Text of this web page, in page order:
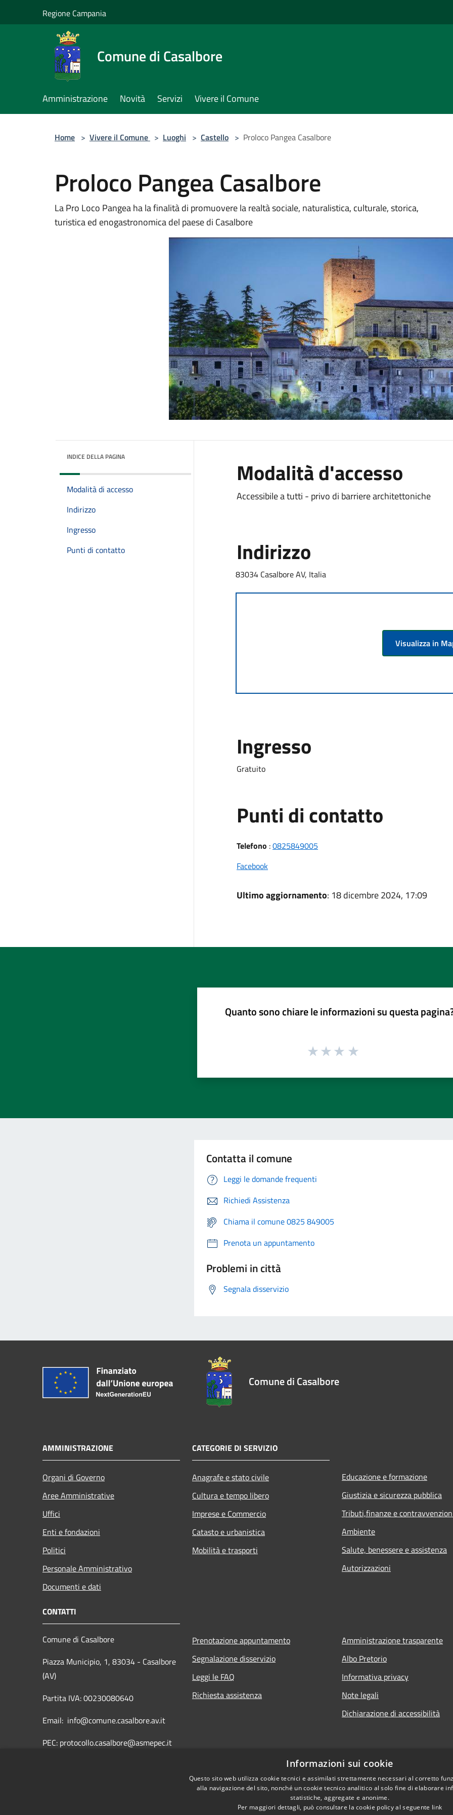
Regione Campania
Comune di Casalbore
Amministrazione Novità Servizi Vivere il Comune
Home > Vivere il Comune > Luoghi > Castello > Proloco Pangea Casalbore
Proloco Pangea Casalbore
La Pro Loco Pangea ha la finalità di promuovere la realtà sociale, naturalistica, culturale, storica,
turistica ed enogastronomica del paese di Casalbore
INDICE DELLA PAGINA
Modalità di accesso
Indirizzo
Ingresso
Punti di contatto
Modalità d'accesso
Accessibile a tutti - privo di barriere architettoniche
Indirizzo
83034 Casalbore AV, Italia
Visualizza in
Ingresso
Gratuito
Punti di contatto
Telefono :0825849005
Facebook
Ultimo aggiornamento: 18 dicembre 2024, 17:09
Quanto sono chiare le informazioni su questa
Contatta il comune
Leggi le domande frequenti
Richiedi Assistenza
Chiama il comune 0825 849005
Prenota un appuntamento
Problemi in città
Segnala disservizio
Comune di Casalbore
AMMINISTRAZIONE
Organi di Governo
Aree Amministrative
Uffici
Enti e fondazioni
Politici
Personale Amministrativo
Documenti e dati
CATEGORIE DI SERVIZIO
Anagrafe e stato civile
Cultura e tempo libero
Imprese e Commercio
Catasto e urbanistica
Mobilità e trasporti
Educazione e formazione
Giustizia e sicurezza pubblica
Tributi,finanze e
Ambiente
Salute, benessere e assistenza
Autorizzazioni
CONTATTI
Comune di Casalbore
Piazza Municipio, 1, 83034 - Casalbore
(AV)
Partita IVA: 00230080640
Email: info@comune.casalbore.av.it
PEC: protocollo.casalbore@asmepec.it
Prenotazione appuntamento
Segnalazione disservizio
Leggi le FAQ
Richiesta assistenza
Amministrazione trasparente
Albo Pretorio
Informativa privacy
Note legali
Dichiarazione di accessibilità
Informazioni sui cookie
Questo sito web utilizza cookie tecnici e assimilati strettamente necessari al corretto
alla navigazione del sito, nonché un cookie tecnico analitico al solo fine di elaborare
statistiche, aggregate e anonime.
Per maggiori dettagli, può consultare la cookie policy al seguente link